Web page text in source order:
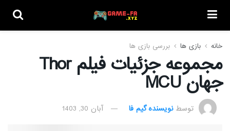
خانه بازی ها بررسی بازی ها
مجموعه جزئیات فیلم Thor
جهان MCU
توسط نویسنده گیم فا آبان 30, 1403